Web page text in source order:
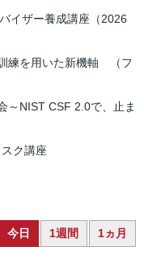
イザー養成講座（2026
練を用いた新機軸 （フ
～NIST CSF 2.0で、止ま
ク講座
今日 1週間 1ヵ月